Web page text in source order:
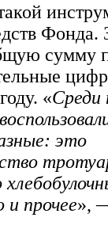
Фонда.
сумму
«Среди
это
прочее»,